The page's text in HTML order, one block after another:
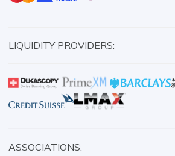
LIQUIDITY PROVIDERS:
ASSOCIATIONS: